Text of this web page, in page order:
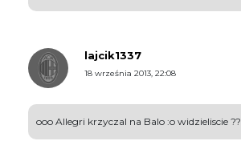
lajcik1337
18 września 2013, 22:08
ooo Allegri krzyczal na Balo :o widzieliscie ??